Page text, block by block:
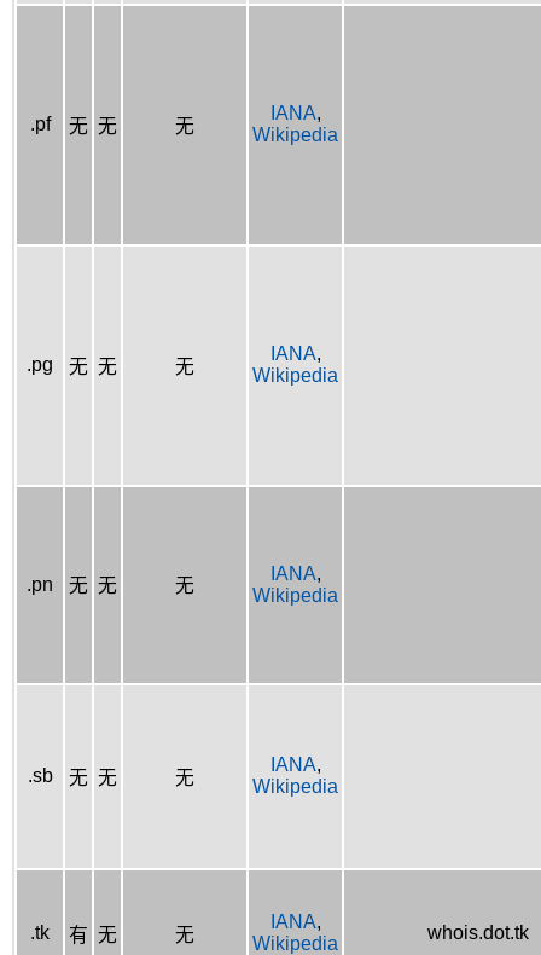
.pf 无 无 无
IANA,
Wikipedia
.pg 无 无 无
IANA,
Wikipedia
.pn 无 无 无
IANA,
Wikipedia
.sb 无 无 无
IANA,
Wikipedia
.tk 有 无 无
IANA,
Wikipedia
whois.dot.tk